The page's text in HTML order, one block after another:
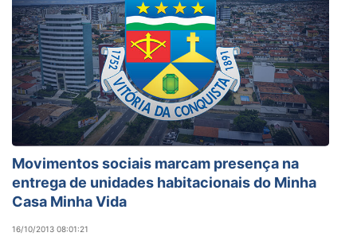
Movimentos sociais marcam presença na
entrega de unidades habitacionais do Minha
Casa Minha Vida
16/10/2013 08:01:21